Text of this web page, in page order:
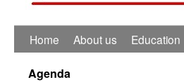
Home About us Education
Agenda
5:00